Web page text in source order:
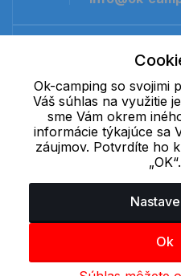
Offline
+421 277 270
Cookie - podrobné nastavenie|
osobných údajov
Ok-camping so svojimi
Váš súhlas na využitie
sme Vám okrem
informácie týkajúce sa
záujmov. Potvrdíte ho
„OK“.
Ok